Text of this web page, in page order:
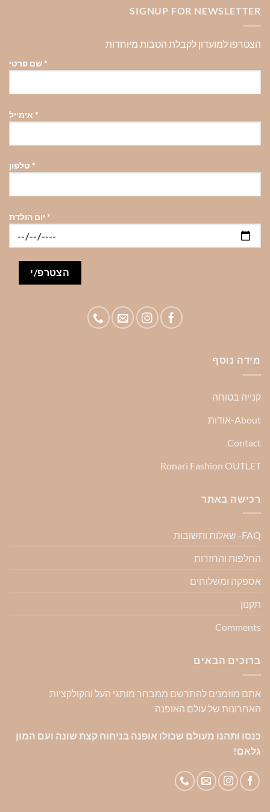
SIGNUP FOR NEWSLETTER
הצטרפו למועדון לקבלת הטבות מיוחדות
*
*
*
*
מידה נוסף
קנייה בטוחה
About-אודות
Contact
Ronari Fashion OUTLET
רכישה באתר
FAQ- שאלות ותשובות
החלפות והחזרות
אספקה ומשלוחים
תקנון
Comments
ברוכים הבאים
אתם מוזמנים להתרשם ממבחר מותגי העל והקולקציות
האחרונות של עולם האופנה
כנסו ותהנו מעולם שכולו אופנה בניחוח קצת שונה ועם המון
גלאם!